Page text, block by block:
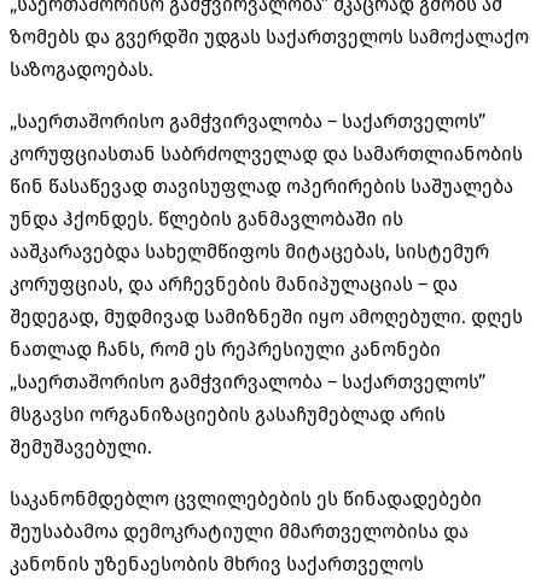
ზომებს და გვერდში უდგას საქართველოს სამოქალაქო
საზოგადოებას.
„საერთაშორისო გამჭვირვალობა – საქართველოს”
კორუფციასთან საბრძოლველად და სამართლიანობის
წინ წასაწევად თავისუფლად ოპერირების საშუალება
უნდა ჰქონდეს. წლების განმავლობაში ის
ააშკარავებდა სახელმწიფოს მიტაცებას, სისტემურ
კორუფციას, და არჩევნების მანიპულაციას – და
შედეგად, მუდმივად სამიზნეში იყო ამოღებული. დღეს
ნათლად ჩანს, რომ ეს რეპრესიული კანონები
„საერთაშორისო გამჭვირვალობა – საქართველოს”
მსგავსი ორგანიზაციების გასაჩუმებლად არის
შემუშავებული.
საკანონმდებლო ცვლილებების ეს წინადადებები
შეუსაბამოა დემოკრატიული მმართველობისა და
კანონის უზენაესობის მხრივ საქართველოს